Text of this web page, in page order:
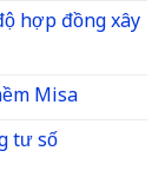
hợp đồng xây
Misa
tư số